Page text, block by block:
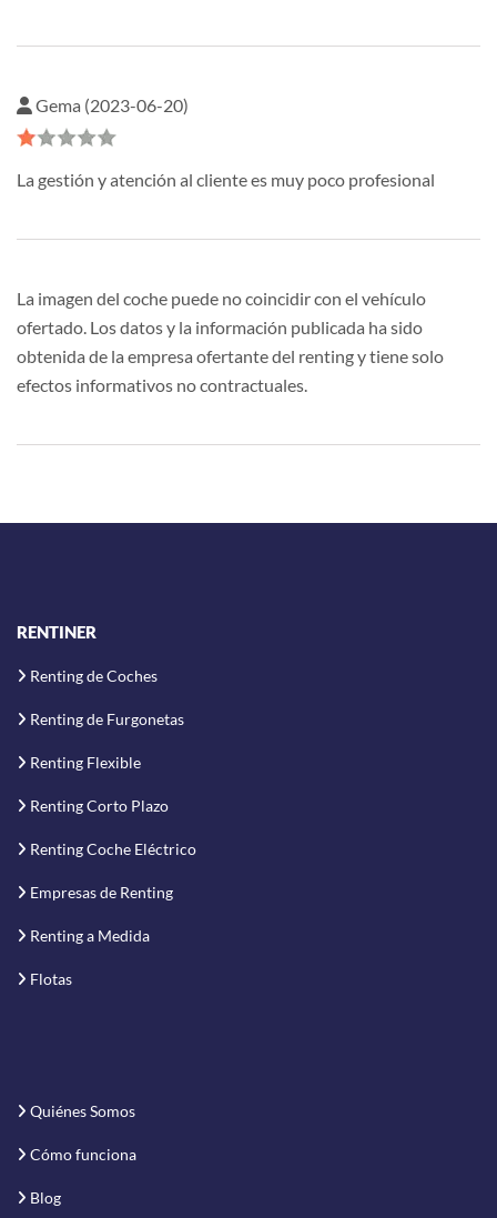
Gema (2023-06-20)
La gestión y atención al cliente es muy poco profesional
La imagen del coche puede no coincidir con el vehículo
ofertado. Los datos y la información publicada ha sido
obtenida de la empresa ofertante del renting y tiene solo
efectos informativos no contractuales.
RENTINER
Renting de Coches
Renting de Furgonetas
Renting Flexible
Renting Corto Plazo
Renting Coche Eléctrico
Empresas de Renting
Renting a Medida
Flotas
Quiénes Somos
Cómo funciona
Blog